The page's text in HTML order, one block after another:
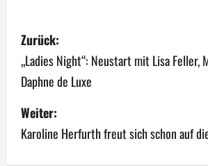
B
e
i
t
r
Zurück:
„Ladies Night“: Neustart mit Lisa Feller,
Daphne de Luxe
Weiter:
Karoline Herfurth freut sich schon auf